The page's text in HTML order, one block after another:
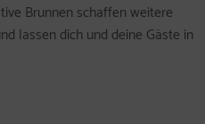
Brunnen schaffen weitere
lassen dich und deine Gäste in